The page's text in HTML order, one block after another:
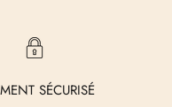
SÉCURISÉ